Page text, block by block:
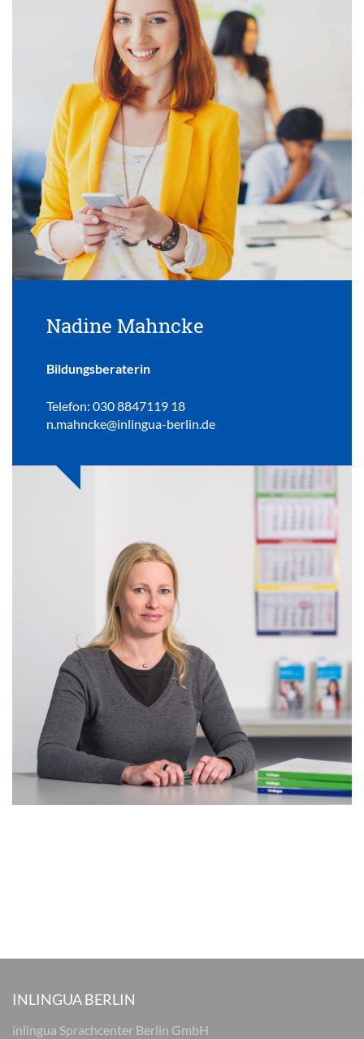
Nadine Mahncke
Bildungsberaterin
Telefon: 030 8847119 18
n.mahncke@inlingua-berlin.de
INLINGUA BERLIN
inlingua Sprachcenter Berlin GmbH